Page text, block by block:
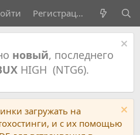
Регистрация
новый, последнего
HIGH (NTG6).
загружать на
и с их помощью